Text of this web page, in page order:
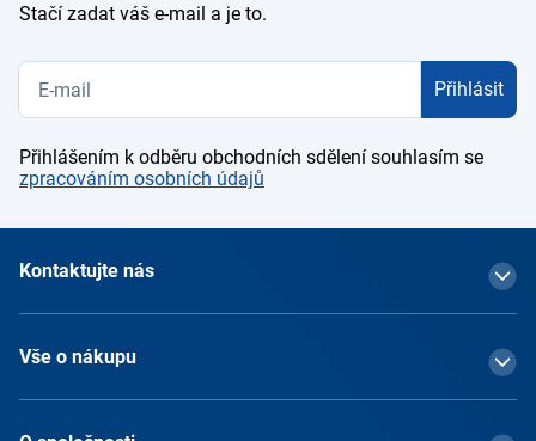
Stačí zadat váš e-mail a je to.
Přihlásit
Přihlášením k odběru obchodních sdělení souhlasím se
zpracováním osobních údajů
Kontaktujte nás
Vše o nákupu